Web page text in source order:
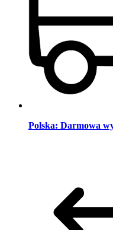
Polska: Darmowa